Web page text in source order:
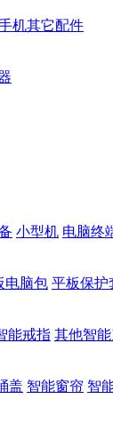
机其它配件
小型机 电脑终
电脑包 平板保护
能戒指 其他智
盖 智能窗帘 智